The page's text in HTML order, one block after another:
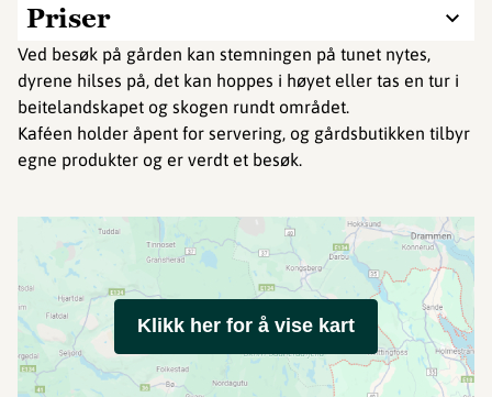
Priser
Ved besøk på gården kan stemningen på tunet nytes,
dyrene hilses på, det kan hoppes i høyet eller tas en tur i
beitelandskapet og skogen rundt området.
Kaféen holder åpent for servering, og gårdsbutikken tilbyr
egne produkter og er verdt et besøk.
Klikk her for å vise kart